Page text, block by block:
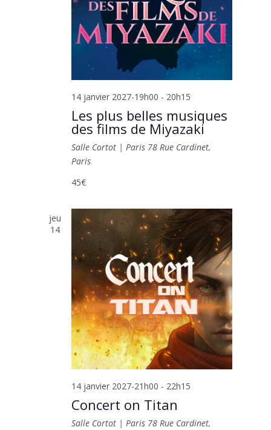
14 janvier 2027-19h00 - 20h15
Les plus belles musiques
des films de Miyazaki
Salle Cortot | Paris 78 Rue Cardinet,
Paris
45€
jeu
14
14 janvier 2027-21h00 - 22h15
Concert on Titan
Salle Cortot | Paris 78 Rue Cardinet,